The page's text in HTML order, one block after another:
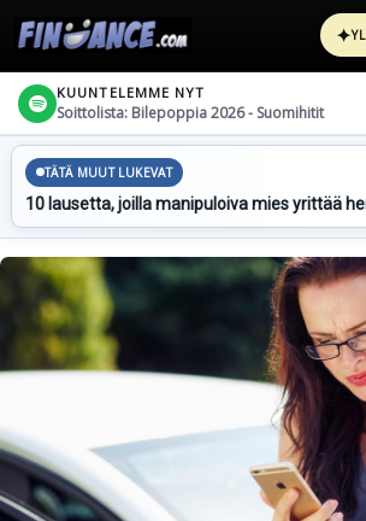
✦
KUUNTELEMME NYT
Soittolista: Bilepoppia 2026 - Suomihitit
TÄTÄ MUUT LUKEVAT
10 lausetta, joilla manipuloiva mies yrittää